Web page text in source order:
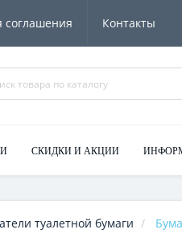
соглашения Контакты
СКИДКИ И АКЦИИ
туалетной бумаги